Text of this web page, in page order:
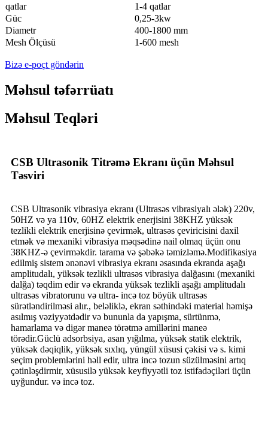
qatlar
1-4 qatlar
Güc
0,25-3kw
Diametr
400-1800 mm
Mesh Ölçüsü
1-600 mesh
Bizə e-poçt göndərin
Məhsul təfərrüatı
Məhsul Teqləri
CSB Ultrasonik Titrəmə Ekranı üçün Məhsul
Təsviri
CSB Ultrasonik vibrasiya ekranı (Ultrasəs vibrasiyalı ələk) 220v,
50HZ və ya 110v, 60HZ elektrik enerjisini 38KHZ yüksək
tezlikli elektrik enerjisinə çevirmək, ultrasəs çeviricisini daxil
etmək və mexaniki vibrasiya məqsədinə nail olmaq üçün onu
38KHZ-ə çevirməkdir. tarama və şəbəkə təmizləmə.Modifikasiya
edilmiş sistem ənənəvi vibrasiya ekranı əsasında ekranda aşağı
amplitudalı, yüksək tezlikli ultrasəs vibrasiya dalğasını (mexaniki
dalğa) təqdim edir və ekranda yüksək tezlikli aşağı amplitudalı
ultrasəs vibratorunu və ultra- incə toz böyük ultrasəs
sürətləndirilməsi alır., beləliklə, ekran səthindəki material həmişə
asılmış vəziyyətdədir və bununla da yapışma, sürtünmə,
hamarlama və digər maneə törətmə amillərini maneə
törədir.Güclü adsorbsiya, asan yığılma, yüksək statik elektrik,
yüksək dəqiqlik, yüksək sıxlıq, yüngül xüsusi çəkisi və s. kimi
seçim problemlərini həll edir, ultra incə tozun süzülməsini artıq
çətinləşdirmir, xüsusilə yüksək keyfiyyətli toz istifadəçiləri üçün
uyğundur. və incə toz.